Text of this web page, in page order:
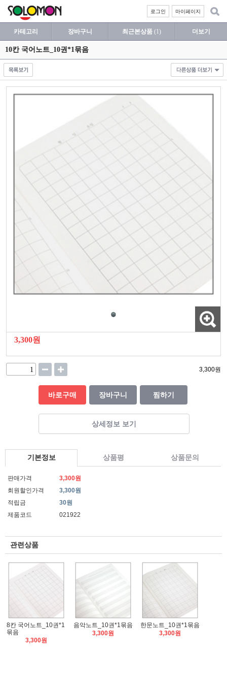
마이페이지
로그인
카테고리 장바구니 최근본상품 (1) 더보기
10칸 국어노트_10권*1묶음
3,300원
원
3,300
바로구매 장바구니 찜하기
상세정보 보기
기본정보 상품평 상품문의
판매가격
3,300원
회원할인가격
3,300원
적립금
30원
제품코드
021922
관련상품
8칸 국어노트_10권*1
묶음
3,300원
음악노트_10권*1묶음
3,300원
한문노트_10권*1묶음
3,300원